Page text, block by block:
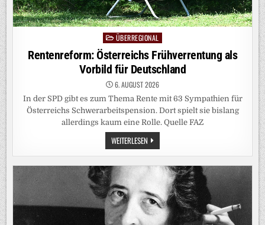
Posted
in
ÜBERREGIONAL
Rentenreform: Österreichs Frühverrentung als
Vorbild für Deutschland
6. AUGUST 2026
In der SPD gibt es zum Thema Rente mit 63 Sympathien für
Österreichs Schwerarbeitspension. Dort spielt sie bislang
allerdings kaum eine Rolle. Quelle FAZ
WEITERLESEN RENTENREFORM:
ÖSTERREICHS
FRÜHVERRENTUNG
ALS
VORBILD
DEUTSCHLAND